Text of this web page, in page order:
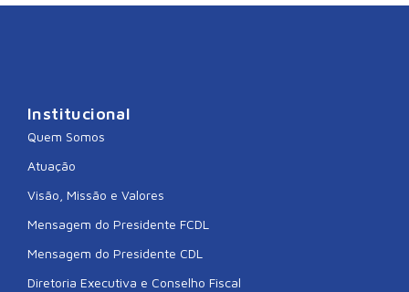
Institucional
Quem Somos
Atuação
Visão, Missão e Valores
Mensagem do Presidente FCDL
Mensagem do Presidente CDL
Diretoria Executiva e Conselho Fiscal